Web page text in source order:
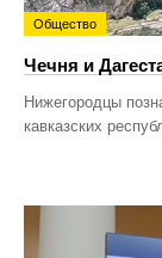
Общество
Чечня и
Нижегородцы
кавказских